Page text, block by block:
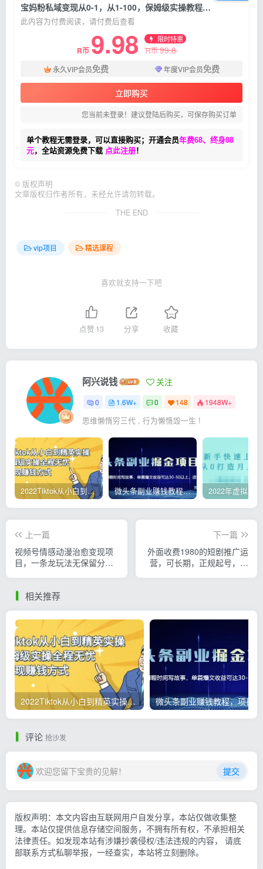
宝妈粉私域变现从0-1，从1-100，保姆级实操教程，长久稳定的变现之法
此内容为付费阅读，请付费后查看
R币 9.98 限时特惠
R币99.8
永久VIP会员免费 年度VIP会员免费
立即购买
您当前未登录！建议登陆后购买，可保存购买订单
单个教程无需登录，可以直接购买；开通会员年费68、终身88
元，全站资源免费下载 点此注册！
© 版权声明
文章版权归作者所有，未经允许请勿转载。
THE END
vip项目 精选课程
喜欢就支持一下吧
点赞 13 分享 收藏
阿兴说钱 关注
0 1.6W+ 0 148 1948W+
思维懒惰穷三代 , 行为懒惰毁一生 !
2022Tiktok从小白到精英实操，0-1保姆级实操全程无忧，多种变现赚钱方式 微头条副业赚钱教程，项目单号单天做到50-100+收益
上一篇
视频号情感动漫治愈变现项
目，一条龙玩法无保留分享
下一篇
外面收费1980的短剧推广运
营，可长期，正规起号，单
相关推荐
2022Tiktok从小白到精英实操，0-1保姆级实操全程无忧，多种变现赚钱方式
评论 抢沙发
欢迎您留下宝贵的见解！ 提交
版权声明：本文内容由互联网用户自发分享，本站仅做收集整
理。本站仅提供信息存储空间服务，不拥有所有权，不承担相关
法律责任。如发现本站有涉嫌抄袭侵权/违法违规的内容， 请底
部联系方式私聊举报，一经查实，本站将立刻删除。